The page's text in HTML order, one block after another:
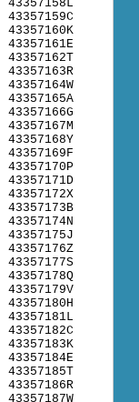
43357158L
43357159C
43357160K
43357161E
43357162T
43357163R
43357164W
43357165A
43357166G
43357167M
43357168Y
43357169F
43357170P
43357171D
43357172X
43357173B
43357174N
43357175J
43357176Z
43357177S
43357178Q
43357179V
43357180H
43357181L
43357182C
43357183K
43357184E
43357185T
43357186R
43357187W